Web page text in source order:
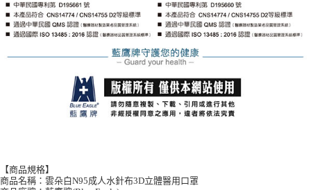
【商品規格】
商品名稱：雲朵白N95成人水針布3D立體醫用口罩